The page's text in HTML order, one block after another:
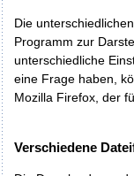
Die
Programm zur
unterschiedliche
eine Frage haben,
Mozilla Firefox, der
Verschiedene